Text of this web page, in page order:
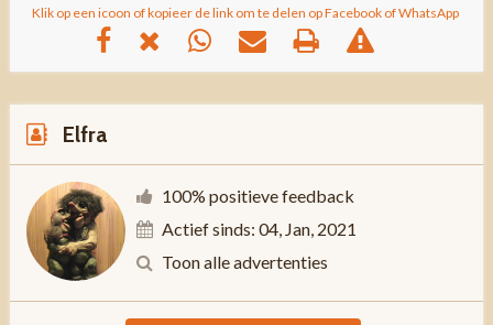
Klik op een icoon of kopieer de link om te delen op Facebook of WhatsApp
Elfra
100% positieve feedback
Actief sinds: 04, Jan, 2021
Toon alle advertenties